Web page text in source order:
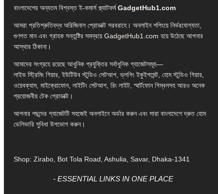
বাংলাদেশের অন্যতম বিশ্বস্ত ই-কমার্স প্ল্যাটফর্মGadgetHub1.com
আমরা প্রতিশ্রুতিবদ্ধ অরিজিনাল প্রোডাক্ট সরবরাহে। অনলাইন শপিংয়ে নির্ভরযোগ্যতা,
গুণগত মান এবং গ্রাহক সন্তুষ্টির সমন্বয়ে GadgetHub1.com হয়ে উঠেছে আপনার
আস্থার ঠিকানা।
আমাদের সংগ্রহে রয়েছে আধুনিক প্রযুক্তির সর্বাধুনিক গ্যাজেটসমূহ—
লাইভ স্ট্রিমিং গিয়ার, ইউটিউব স্টুডিও সেটআপ, ভ্লগিং ইকুইপমেন্ট, হোম স্টুডিও গিয়ার,
ওয়েবক্যাম, মাইক্রোফোন, লাইটিং সেটআপ, রিং লাইট, স্মার্টফোন গিম্বলসহ আরও অনেক
প্রয়োজনীয় টেক প্রোডাক্ট।
আপনার পছন্দের গ্যাজেটটি সহজেই অনলাইনে অর্ডার করুন এবং সারা বাংলাদেশে দ্রুত হোম
ডেলিভারি সুবিধা উপভোগ করুন।
Shop: Zirabo, Bot Tola Road, Ashulia, Savar, Dhaka-1341
- ESSENTIAL LINKS IN ONE PLACE